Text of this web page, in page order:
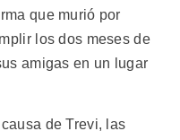
que murió por
los dos meses de
amigas en un lugar
de Trevi, las